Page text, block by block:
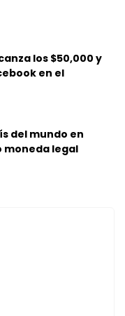
los $50,000 y
en el
del mundo en
moneda legal